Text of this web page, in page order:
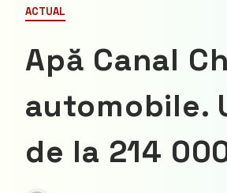
ACTUAL
Apă Canal
automobile.
de la 214